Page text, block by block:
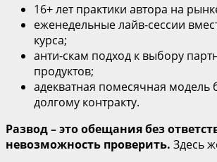
16+ лет практики автора на
еженедельные лайв‑сессии
курса;
анти‑скам подход к выбору
продуктов;
адекватная помесячная модель
долгому контракту.
Развод – это обещания без
невозможность проверить. Здесь